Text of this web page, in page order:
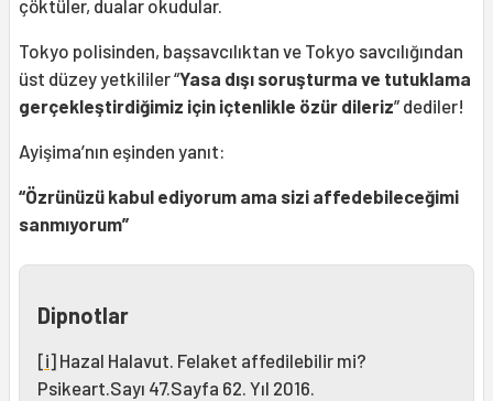
çöktüler, dualar okudular.
Tokyo polisinden, başsavcılıktan ve Tokyo savcılığından
üst düzey yetkililer “Yasa dışı soruşturma ve tutuklama
gerçekleştirdiğimiz için içtenlikle özür dileriz” dediler!
Ayişima’nın eşinden yanıt:
“Özrünüzü kabul ediyorum ama sizi affedebileceğimi
sanmıyorum”
Dipnotlar
[i] Hazal Halavut. Felaket affedilebilir mi?
Psikeart.Sayı 47.Sayfa 62. Yıl 2016.